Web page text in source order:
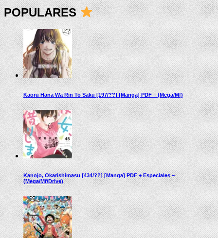
POPULARES
Kaoru Hana Wa Rin To Saku [197/??] [Manga] PDF – (Mega/Mf)
Kanojo, Okarishimasu [434/??] [Manga] PDF + Especiales –
(Mega/Mf/Drive)